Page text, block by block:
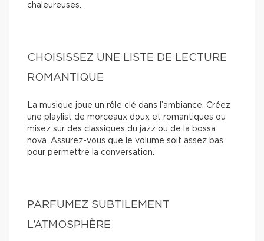
chaleureuses.
CHOISISSEZ UNE LISTE DE LECTURE
ROMANTIQUE
La musique joue un rôle clé dans l’ambiance. Créez
une playlist de morceaux doux et romantiques ou
misez sur des classiques du jazz ou de la bossa
nova. Assurez-vous que le volume soit assez bas
pour permettre la conversation.
PARFUMEZ SUBTILEMENT
L’ATMOSPHÈRE